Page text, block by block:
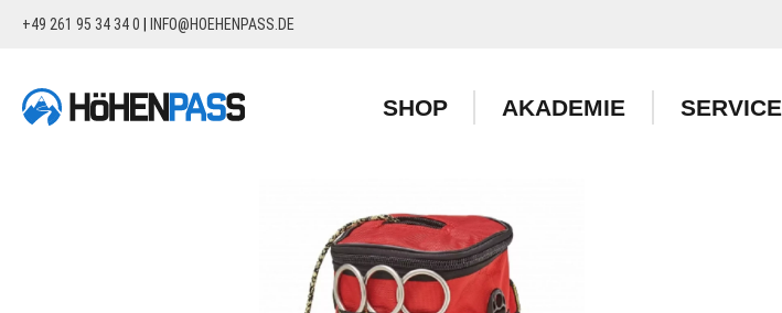
Zur Hauptnavigation springen
+49 261 95 34 34 0 | INFO@HOEHENPASS.DE
SHOP AKADEMIE SERVICE